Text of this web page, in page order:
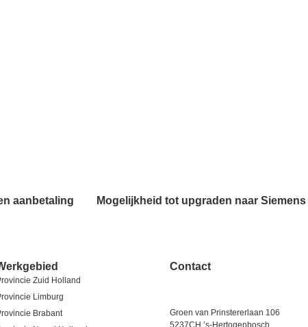
aanbetaling Mogelijkheid tot upgraden naar
Zuid Holland
Limburg
Brabant
Contact
Groen van Prinstererlaan 106